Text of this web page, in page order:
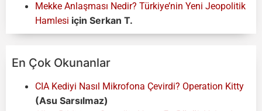
Mekke Anlaşması Nedir? Türkiye’nin Yeni Jeopolitik
Hamlesi için Serkan T.
En Çok Okunanlar
CIA Kediyi Nasıl Mikrofona Çevirdi? Operation Kitty
(Asu Sarsılmaz)